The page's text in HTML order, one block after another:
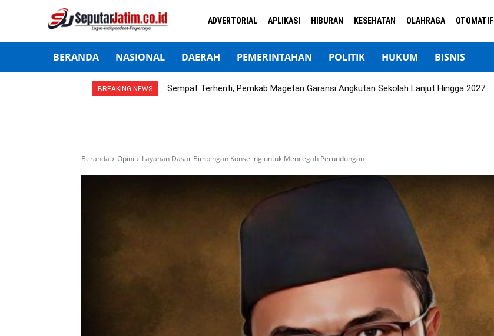
ADVERTORIAL APLIKASI HIBURAN KESEHATAN OLAHRAGA OTOMATIF
BERANDA NASIONAL DAERAH PEMERINTAHAN POLITIK HUKUM BISNIS
BREAKING NEWS Sempat Terhenti, Pemkab Magetan Garansi Angkutan Sekolah Lanjut Hingga 2027
Beranda Opini Layanan Dasar Bimbingan Konseling untuk Mencegah Perundungan